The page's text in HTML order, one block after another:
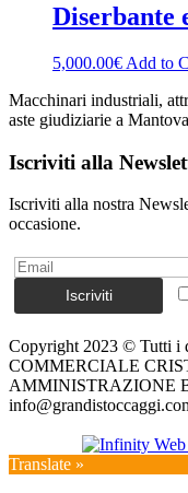
Diserbante
5,000.00€ Add to
Macchinari industriali,
aste giudiziarie a Mantova
Iscriviti alla
Iscriviti alla nostra
occasione.
Copyright 2023 © Tutti i
COMMERCIALE
AMMINISTRAZIONE
Translate »